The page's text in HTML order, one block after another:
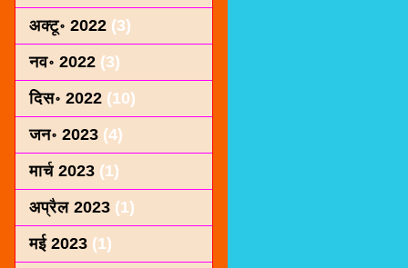
अक्टू॰ 2022 (3)
नव॰ 2022 (3)
दिस॰ 2022 (10)
जन॰ 2023 (4)
मार्च 2023 (1)
अप्रैल 2023 (1)
मई 2023 (1)